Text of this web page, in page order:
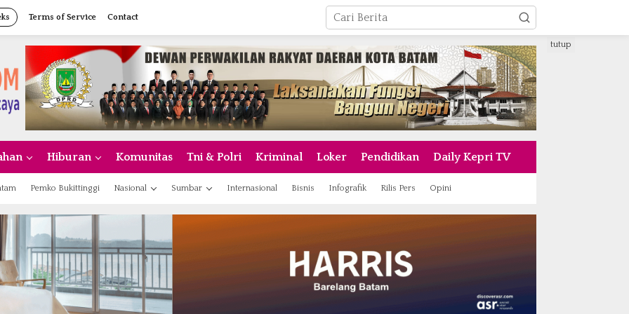
Terms of Service Contact
Hiburan Komunitas Tni & Polri Kriminal Loker Pendidikan Daily Kepri TV
Pemko Bukittinggi Nasional Sumbar Internasional Bisnis Infografik Rilis Pers Opini
tutup